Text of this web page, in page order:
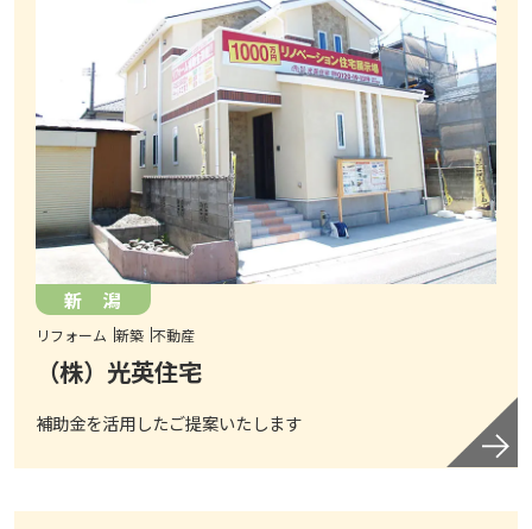
新 潟
リフォーム 新築 不動産
（株）光英住宅
補助金を活用したご提案いたします